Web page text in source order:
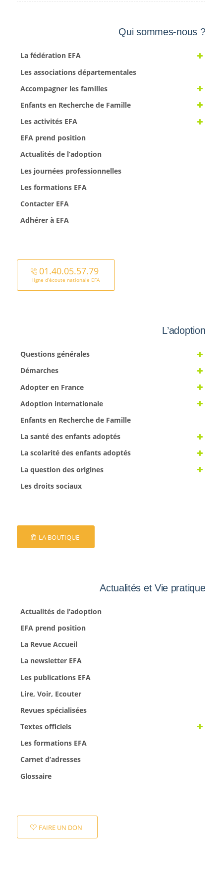
Qui sommes-nous ?
La fédération EFA
Les associations départementales
Accompagner les familles
Enfants en Recherche de Famille
Les activités EFA
EFA prend position
Actualités de l’adoption
Les journées professionnelles
Les formations EFA
Contacter EFA
Adhérer à EFA
01.40.05.57.79
ligne d’écoute nationale EFA
L’adoption
Questions générales
Démarches
Adopter en France
Adoption internationale
Enfants en Recherche de Famille
La santé des enfants adoptés
La scolarité des enfants adoptés
La question des origines
Les droits sociaux
LA BOUTIQUE
Actualités et Vie pratique
Actualités de l’adoption
EFA prend position
La Revue Accueil
La newsletter EFA
Les publications EFA
Lire, Voir, Ecouter
Revues spécialisées
Textes officiels
Les formations EFA
Carnet d’adresses
Glossaire
FAIRE UN DON